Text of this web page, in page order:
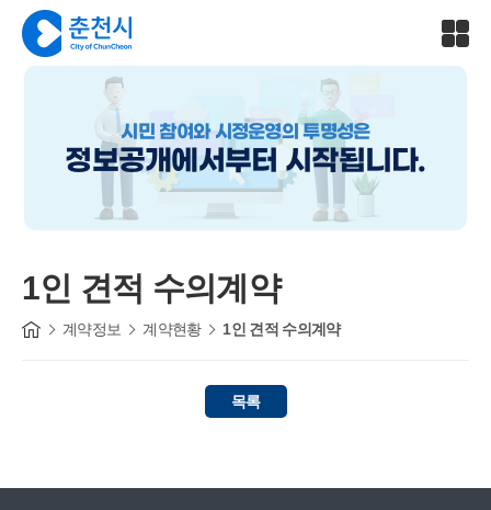
시민 참여와 시정운영의 투명성은
정보공개에서부터 시작됩니다.
1인 견적 수의계약
계약정보 계약현황 1인 견적 수의계약
목록